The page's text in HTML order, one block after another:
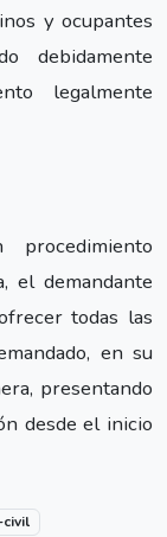
y ocupantes
debidamente
legalmente
el demandante
todas las
en su
presentando
desde el inicio